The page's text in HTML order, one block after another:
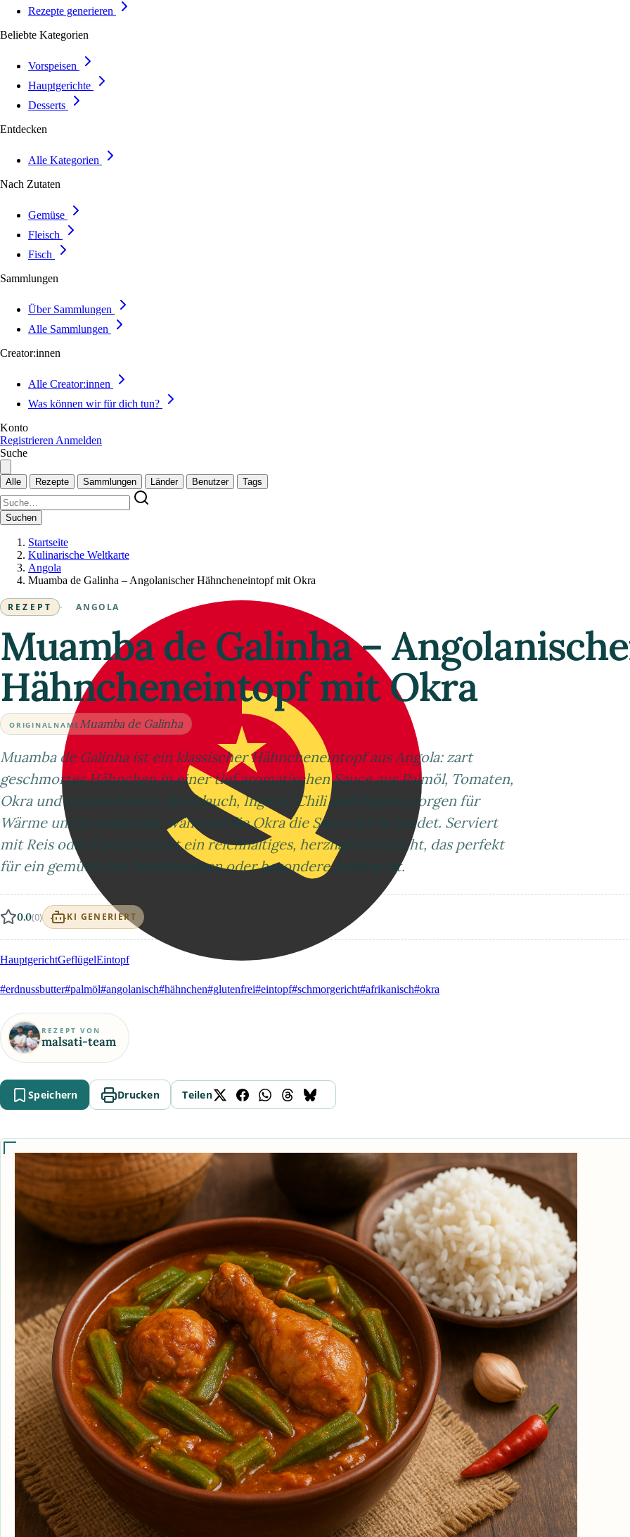
Rezepte generieren
Beliebte Kategorien
Vorspeisen
Hauptgerichte
Desserts
Entdecken
Alle Kategorien
Nach Zutaten
Gemüse
Fleisch
Fisch
Sammlungen
Über Sammlungen
Alle Sammlungen
Creator:innen
Alle Creator:innen
Was können wir für dich tun?
Konto
Registrieren Anmelden
Suche
Alle Rezepte Sammlungen Länder Benutzer Tags
Suchen
Startseite
Kulinarische Weltkarte
Angola
Muamba de Galinha – Angolanischer Hähncheneintopf mit Okra
REZEPT · ANGOLA
Muamba de Galinha –
Hähncheneintopf mit Okra
ORIGINALNAME Muamba de Galinha
Muamba de Galinha ist ein klassischer Hähncheneintopf aus Angola: zart
geschmortes Hähnchen in einer tief aromatischen Sauce aus Palmöl, Tomaten,
Okra und Erdnussbutter. Knoblauch, Ingwer, Chili und Paprika sorgen für
Wärme und Komplexität, während die Okra die Sauce leicht bindet. Serviert
mit Reis oder Fufu entsteht ein reichhaltiges, herzhaftes Gericht, das perfekt
für ein gemütliches Familienessen oder besondere Anlässe ist.
0.0(0) KI GENERIERT
HauptgerichtGeflügelEintopf
#erdnussbutter#palmöl#angolanisch#hähnchen#glutenfrei#eintopf#schmorgericht#afrikanisch#okra
REZEPT VON
malsati-team
Speichern Drucken Teilen